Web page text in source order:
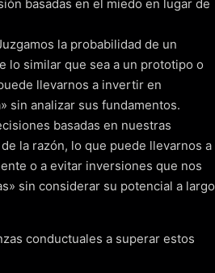
basadas en el miedo en lugar de
la probabilidad de un
lo similar que sea a un prototipo o
llevarnos a invertir en
sin analizar sus fundamentos.
basadas en nuestras
la razón, lo que puede llevarnos a
o a evitar inversiones que nos
sin considerar su potencial a largo
conductuales a superar estos